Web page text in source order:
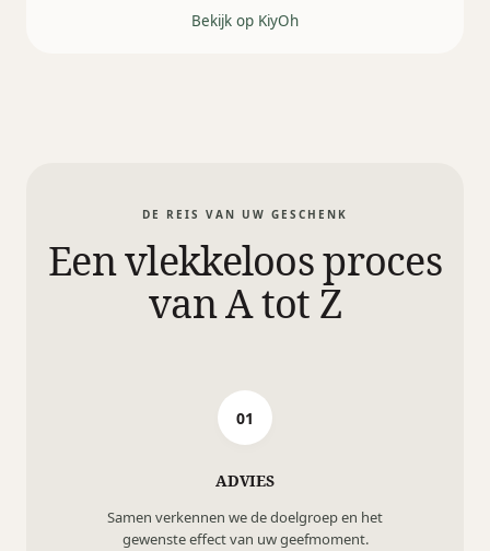
Bekijk op KiyOh
DE REIS VAN UW GESCHENK
Een vlekkeloos proces
van A tot Z
01
ADVIES
Samen verkennen we de doelgroep en het
gewenste effect van uw geefmoment.